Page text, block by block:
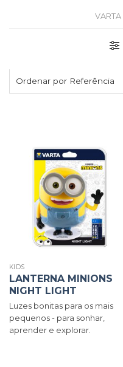
VARTA
KIDS
LANTERNA MINIONS
NIGHT LIGHT
Luzes bonitas para os mais
pequenos - para sonhar,
aprender e explorar.